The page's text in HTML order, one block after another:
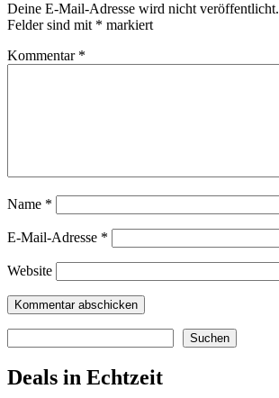
Deine E-Mail-Adresse wird nicht veröffentlicht.
Felder sind mit * markiert
Kommentar *
Name *
E-Mail-Adresse *
Website
Suchen
Deals in Echtzeit